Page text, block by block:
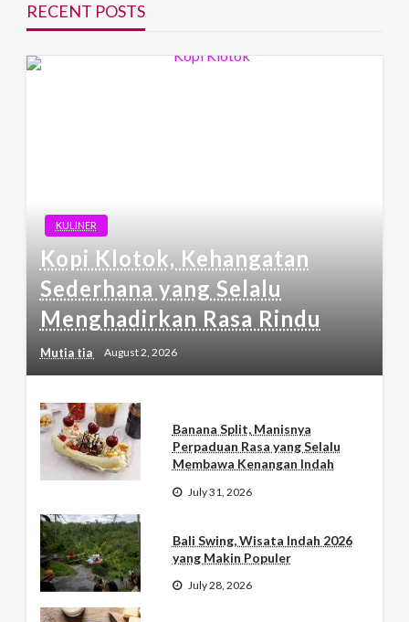
RECENT POSTS
KULINER
Kopi Klotok, Kehangatan
Sederhana yang Selalu
Menghadirkan Rasa Rindu
Mutia tia August 2, 2026
Banana Split, Manisnya
Perpaduan Rasa yang Selalu
Membawa Kenangan Indah
July 31, 2026
Bali Swing, Wisata Indah 2026
yang Makin Populer
July 28, 2026